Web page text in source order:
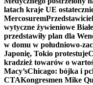
latach kraje UE
Mercosurem
wytyczne żywieniowe
przedstawiły plan dla
w domu w południowo-
Japonię, Tokio protestuje
kradzież towarów o
Macy’sChicago: bójka i
CTAKongresmen Mike